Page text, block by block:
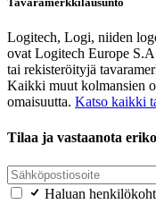
Logitech, Logi, niiden
ovat Logitech Europe
tai rekisteröityjä
Kaikki muut kolmansien
omaisuutta. Katso kaikki
Tilaa ja vastaanota
Haluan